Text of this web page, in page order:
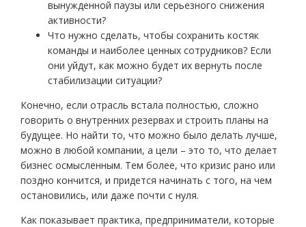
вынужденной паузы или серьезного снижения
активности?
Что нужно сделать, чтобы сохранить костяк
команды и наиболее ценных сотрудников? Если
они уйдут, как можно будет их вернуть после
стабилизации ситуации?
Конечно, если отрасль встала полностью, сложно
говорить о внутренних резервах и строить планы на
будущее. Но найти то, что можно было делать лучше,
можно в любой компании, а цели – это то, что делает
бизнес осмысленным. Тем более, что кризис рано или
поздно кончится, и придется начинать с того, на чем
остановились, или даже почти с нуля.
Как показывает практика, предприниматели, которые